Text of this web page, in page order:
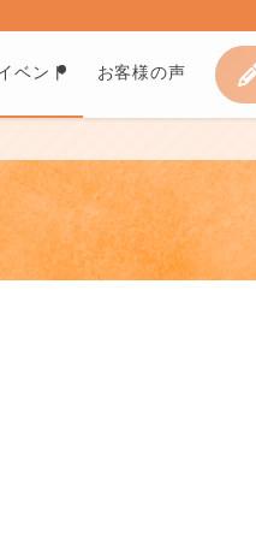
ベント お客様の声